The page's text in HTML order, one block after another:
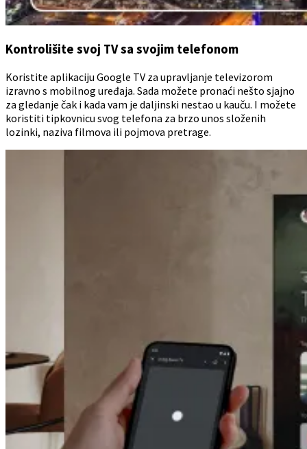
Kontrolišite svoj TV sa svojim telefonom
Koristite aplikaciju Google TV za upravljanje televizorom
izravno s mobilnog uređaja. Sada možete pronaći nešto sjajno
za gledanje čak i kada vam je daljinski nestao u kauču. I možete
koristiti tipkovnicu svog telefona za brzo unos složenih
lozinki, naziva filmova ili pojmova pretrage.